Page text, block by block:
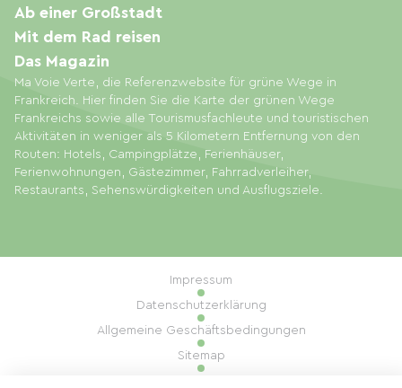
Ma Voie Verte, die Referenzwebsite für grüne Wege in
Frankreich. Hier finden Sie die Karte der grünen Wege
Frankreichs sowie alle Tourismusfachleute und touristischen
Aktivitäten in weniger als 5 Kilometern Entfernung von den
Routen: Hotels, Campingplätze, Ferienhäuser,
Ferienwohnungen, Gästezimmer, Fahrradverleiher,
Restaurants, Sehenswürdigkeiten und Ausflugsziele.
Ab einer Großstadt
Mit dem Rad reisen
Das Magazin
Impressum
Datenschutzerklärung
Allgemeine Geschäftsbedingungen
Sitemap